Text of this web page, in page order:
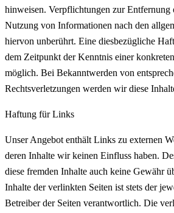
hinweisen. Verpflichtungen zur Entfernung
Nutzung von Informationen nach den
hiervon unberührt. Eine diesbezügliche
dem Zeitpunkt der Kenntnis einer
möglich. Bei Bekanntwerden von
Rechtsverletzungen werden wir diese
Haftung für Links
Unser Angebot enthält Links zu externen
deren Inhalte wir keinen Einfluss haben.
diese fremden Inhalte auch keine Gewähr
Inhalte der verlinkten Seiten ist stets der
Betreiber der Seiten verantwortlich. Die